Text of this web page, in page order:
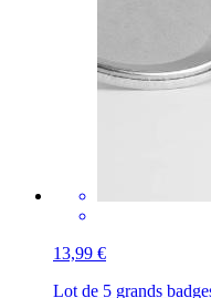
13,99 €
Lot de 5 grands